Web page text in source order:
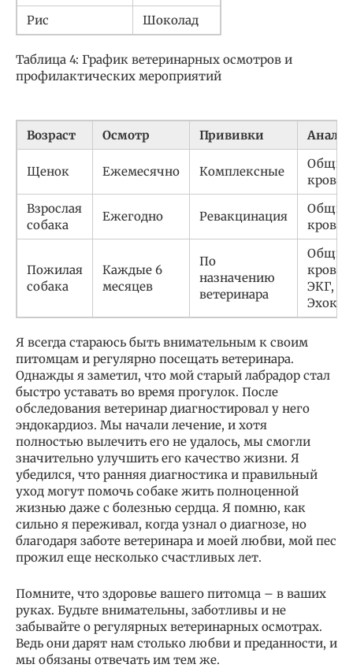
Рис Шоколад
Таблица 4: График ветеринарных осмотров и
профилактических мероприятий
Возраст Осмотр Прививки
Щенок Ежемесячно Комплексные
Общий
крови
Взрослая
собака
Ежегодно Ревакцинация
Общий
крови,
Пожилая
собака
Каждые 6
месяцев
По
назначению
ветеринара
Общий
крови,
ЭКГ,
Я всегда стараюсь быть внимательным к своим
питомцам и регулярно посещать ветеринара.
Однажды я заметил, что мой старый лабрадор стал
быстро уставать во время прогулок. После
обследования ветеринар диагностировал у него
эндокардиоз. Мы начали лечение, и хотя
полностью вылечить его не удалось, мы смогли
значительно улучшить его качество жизни. Я
убедился, что ранняя диагностика и правильный
уход могут помочь собаке жить полноценной
жизнью даже с болезнью сердца. Я помню, как
сильно я переживал, когда узнал о диагнозе, но
благодаря заботе ветеринара и моей любви, мой пес
прожил еще несколько счастливых лет.
Помните, что здоровье вашего питомца – в ваших
руках. Будьте внимательны, заботливы и не
забывайте о регулярных ветеринарных осмотрах.
Ведь они дарят нам столько любви и преданности, и
мы обязаны отвечать им тем же.